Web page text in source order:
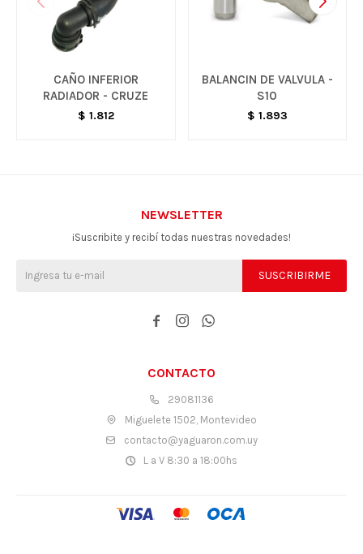
CAÑO INFERIOR
RADIADOR - CRUZE
$ 1.812
BALANCIN DE VALVULA -
S10
$ 1.893
CONTACTO
29081136
Miguelete 1502, Montevideo
contacto@yaguaron.com.uy
L a V 8:30 a 18:00hs
NEWSLETTER
¡Suscribite y recibí todas nuestras novedades!
SUSCRIBIRME
  